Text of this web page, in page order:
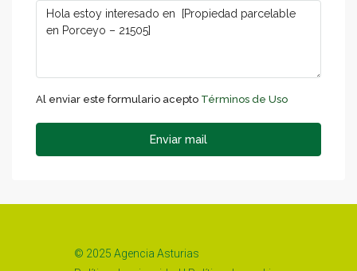
Al enviar este formulario acepto Términos de Uso
Enviar mail
© 2025 Agencia Asturias